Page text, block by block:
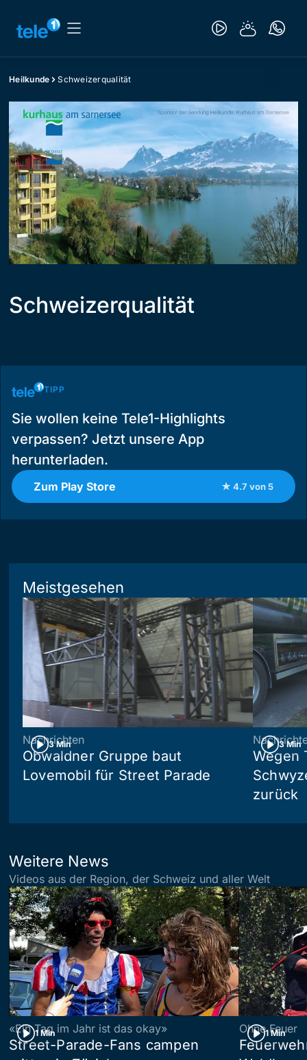
Heilkunde Schweizerqualität
Schweizerqualität
TIPP
Sie wollen keine Tele1-Highlights
verpassen? Jetzt unsere App
herunterladen.
Zum Play Store ★ 4.7 von 5
Meistgesehen
3 Min
Nachrichten
Obwaldner Gruppe baut
Lovemobil für Street Parade
3 Min
Wegen
zurück
Weitere News
Videos aus der Region, der Schweiz und aller Welt
1 Min
«Ein Tag im Jahr ist das okay»
Street-Parade-Fans campen
1 Min
Ohne Feuer